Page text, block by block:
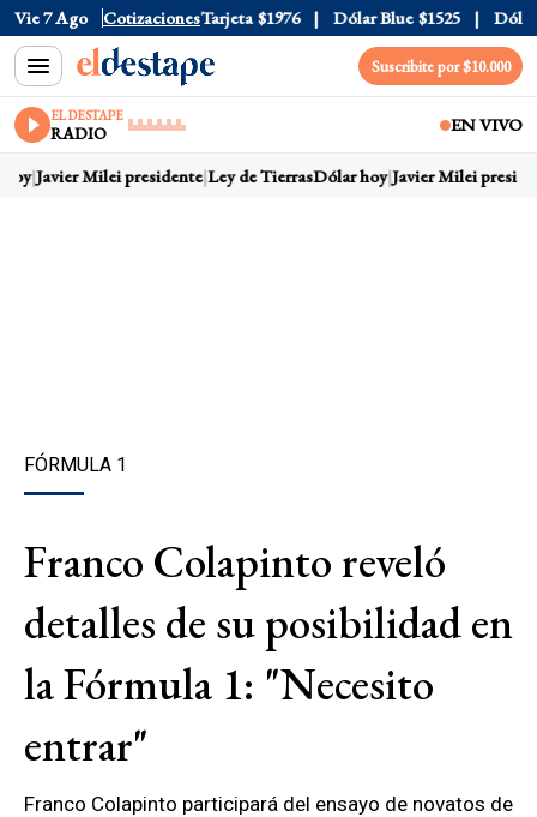
Vie 7 Ago Cotizaciones
$1520 Dólar Tarjeta $1976 Dólar Blue $1525 Dólar
Suscribite por $10.000
EL DESTAPE
RADIO EN VIVO
Javier Milei presidente Ley de TierrasDólar hoy Javier Milei
FÓRMULA 1
Franco Colapinto reveló
detalles de su posibilidad en
la Fórmula 1: "Necesito
entrar"
Franco Colapinto participará del ensayo de novatos de